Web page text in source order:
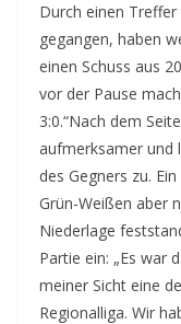
Durch einen Treffer
gegangen, haben
einen Schuss aus
vor der Pause
3:0.“Nach dem
aufmerksamer und
des Gegners zu.
Grün-Weißen aber
Niederlage
Partie ein: „Es war
meiner Sicht eine
Regionalliga. Wir